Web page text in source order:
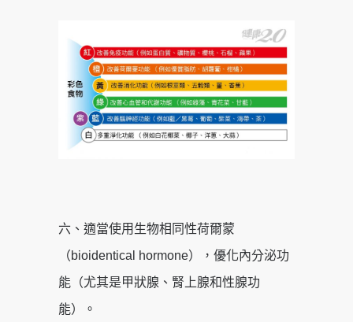
六、適當使用生物相同性荷爾蒙
（bioidentical hormone），優化內分泌功
能（尤其是甲狀腺、腎上腺和性腺功
能）。